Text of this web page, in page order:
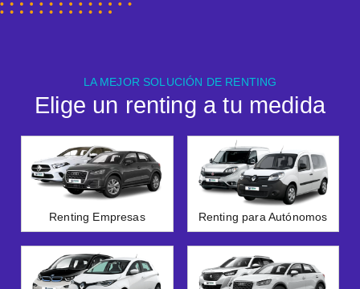
LA MEJOR SOLUCIÓN DE RENTING
Elige un renting a tu medida
Renting Empresas Renting para Autónomos